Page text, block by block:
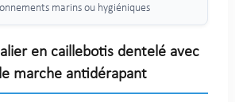
marins ou hygiéniques
en caillebotis dentelé avec
marche antidérapant